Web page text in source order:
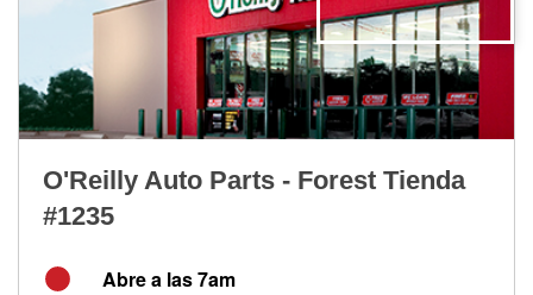
O'Reilly Auto Parts - Forest Tienda
#1235
Abre a las 7am